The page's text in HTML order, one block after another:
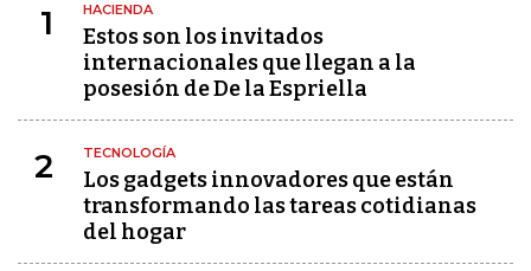
1 HACIENDA
Estos son los invitados
internacionales que llegan a la
posesión de De la Espriella
2 TECNOLOGÍA
Los gadgets innovadores que están
transformando las tareas cotidianas
del hogar